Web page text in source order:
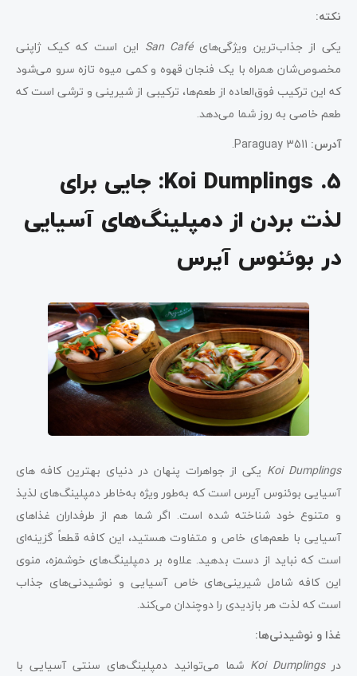
نکته:
یکی از جذاب‌ترین ویژگی‌هایSan Café این است که کیک ژاپنی
مخصوص‌شان همراه با یک فنجان قهوه و کمی میوه تازه سرو می‌شود
که این ترکیب فوق‌العاده از طعم‌ها، ترکیبی از شیرینی و ترشی است که
طعم خاصی به روز شما می‌دهد.
آدرس:
5. Koi Dumplings: جایی برای
لذت بردن از دمپلینگ‌های آسیایی
در بوئنوس آیرس
Koi Dumplings یکی از جواهرات پنهان در دنیای بهترین کافه های
آسیایی بوئنوس آیرس است که به‌طور ویژه به‌خاطر دمپلینگ‌های لذیذ
و متنوع خود شناخته شده است. اگر شما هم از طرفداران غذاهای
آسیایی با طعم‌های خاص و متفاوت هستید، این کافه قطعاً گزینه‌ای
است که نباید از دست بدهید. علاوه بر دمپلینگ‌های خوشمزه، منوی
این کافه شامل شیرینی‌های خاص آسیایی و نوشیدنی‌های جذاب
است که لذت هر بازدیدی را دوچندان می‌کند.
غذا و نوشیدنی‌ها:
درKoi Dumplings شما می‌توانید دمپلینگ‌های سنتی آسیایی با